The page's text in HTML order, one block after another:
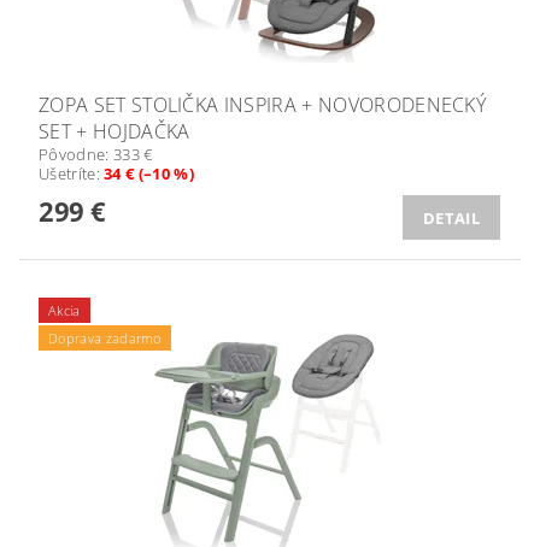
ZOPA SET STOLIČKA INSPIRA + NOVORODENECKÝ
SET + HOJDAČKA
Pôvodne: 333 €
Ušetríte:34 € (–10 %)
299 € DETAIL
Akcia
Doprava zadarmo